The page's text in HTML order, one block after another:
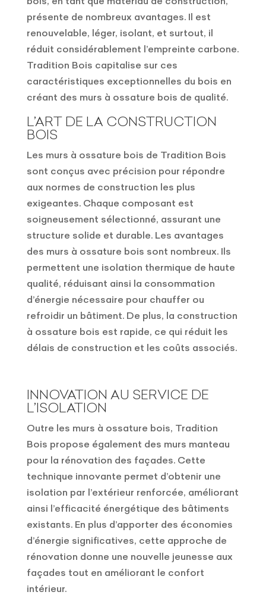
présente de nombreux avantages. Il est
renouvelable, léger, isolant, et surtout, il
réduit considérablement l’empreinte carbone.
Tradition Bois capitalise sur ces
caractéristiques exceptionnelles du bois en
créant des murs à ossature bois de qualité.
L’ART DE LA CONSTRUCTION
BOIS
Les murs à ossature bois de Tradition Bois
sont conçus avec précision pour répondre
aux normes de construction les plus
exigeantes. Chaque composant est
soigneusement sélectionné, assurant une
structure solide et durable. Les avantages
des murs à ossature bois sont nombreux. Ils
permettent une isolation thermique de haute
qualité, réduisant ainsi la consommation
d’énergie nécessaire pour chauffer ou
refroidir un bâtiment. De plus, la construction
à ossature bois est rapide, ce qui réduit les
délais de construction et les coûts associés.
INNOVATION AU SERVICE DE
L’ISOLATION
Outre les murs à ossature bois, Tradition
Bois propose également des murs manteau
pour la rénovation des façades. Cette
technique innovante permet d’obtenir une
isolation par l’extérieur renforcée, améliorant
ainsi l’efficacité énergétique des bâtiments
existants. En plus d’apporter des économies
d’énergie significatives, cette approche de
rénovation donne une nouvelle jeunesse aux
façades tout en améliorant le confort
intérieur.